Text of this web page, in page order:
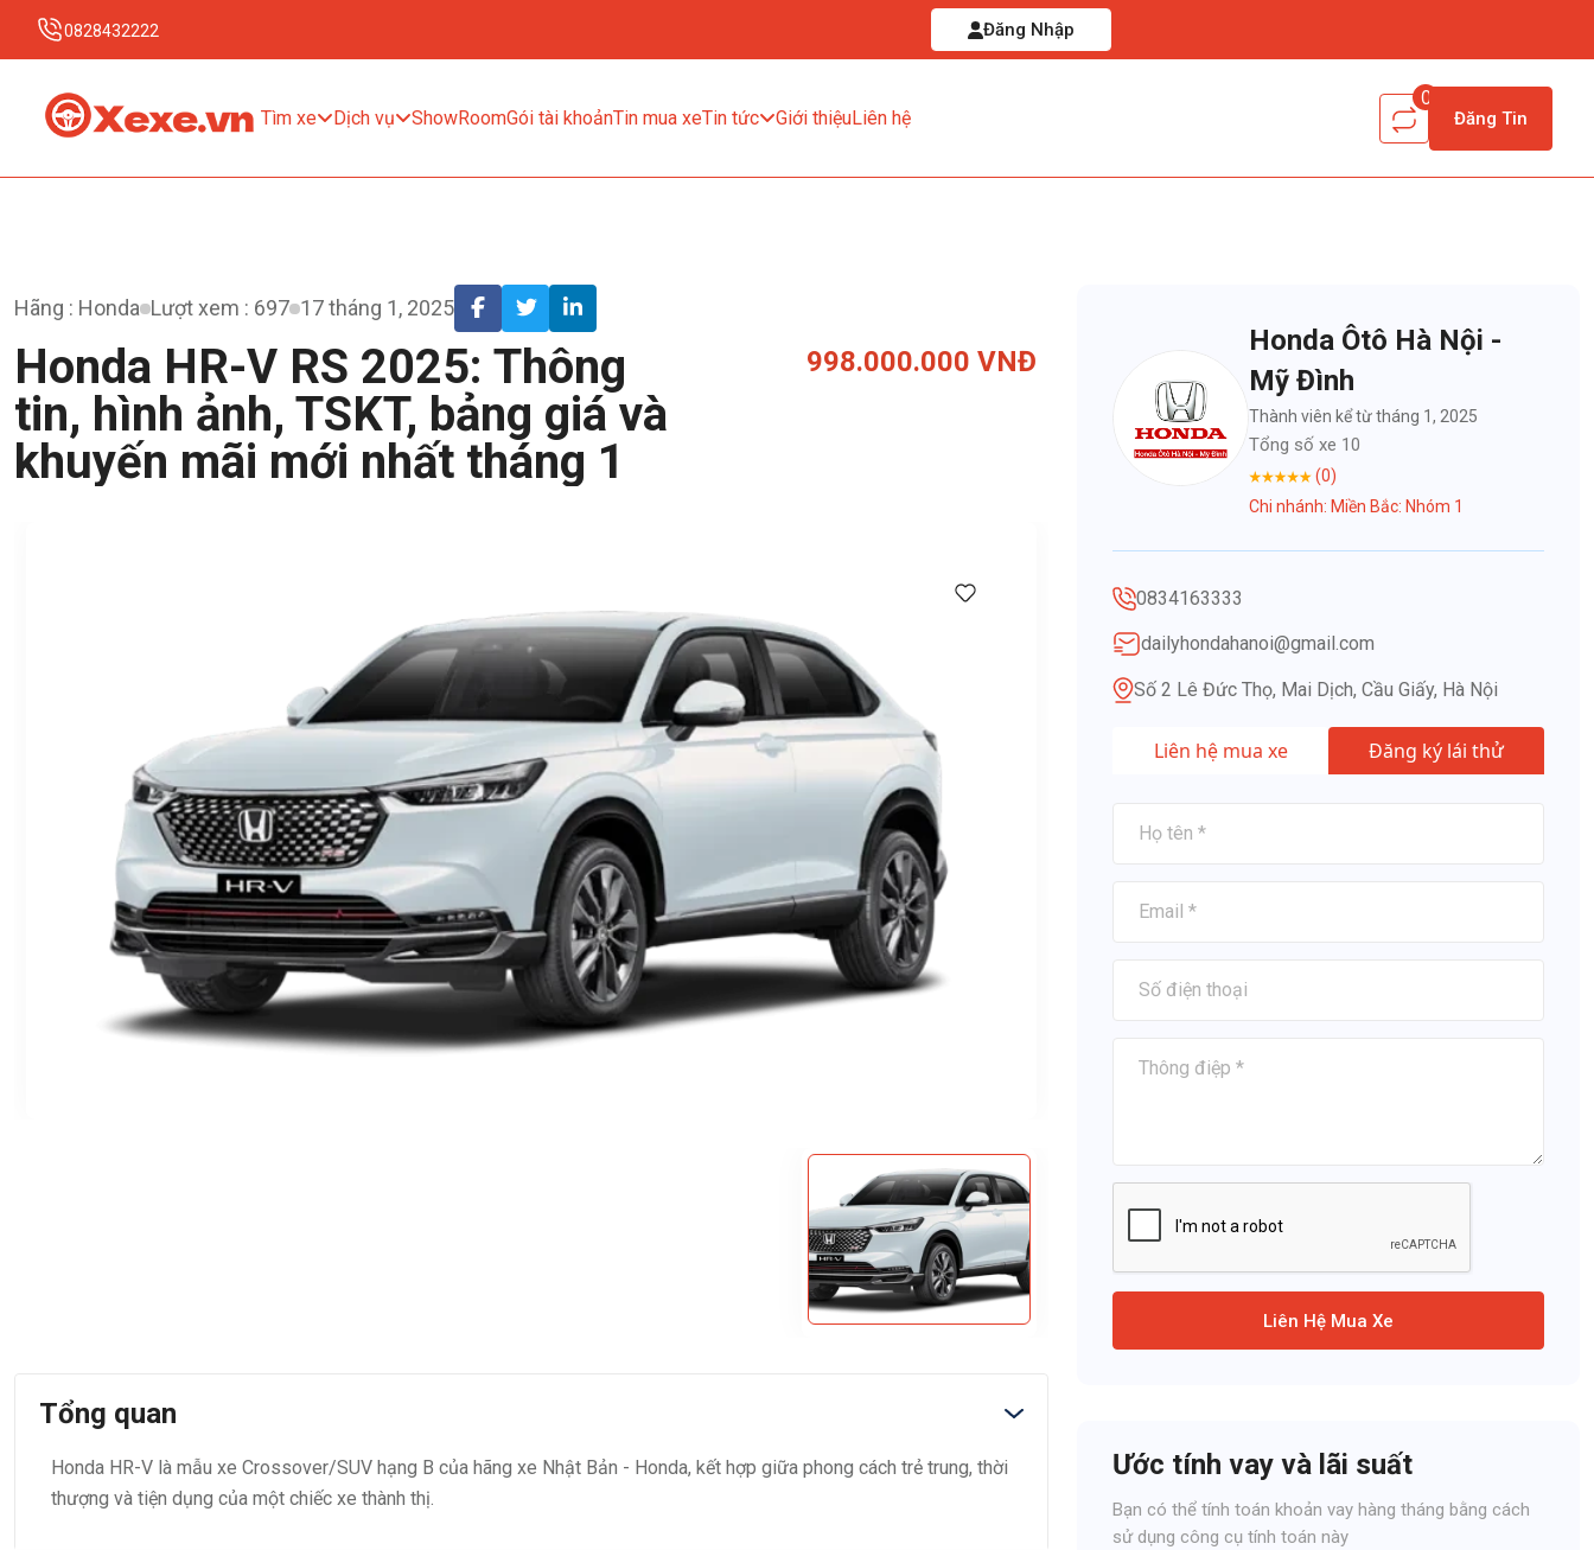
0828432222 Đăng Nhập
Tìm xe Dịch vụ ShowRoomGói tài khoảnTin mua xeTin tức Giới thiệuLiên hệ
0
Đăng Tin
Hãng : Honda Lượt xem : 697 17 tháng 1, 2025
Honda HR-V RS 2025: Thông
tin, hình ảnh, TSKT, bảng giá và
khuyến mãi mới nhất tháng 1
998.000.000 VNĐ
Tổng quan
Honda HR-V là mẫu xe Crossover/SUV hạng B của hãng xe Nhật Bản - Honda, kết hợp giữa phong cách trẻ trung, thời
thượng và tiện dụng của một chiếc xe thành thị.
Honda Ôtô Hà Nội -
Mỹ Đình
Thành viên kể từ tháng 1, 2025
Tổng số xe 10
(0)
Chi nhánh: Miền Bắc: Nhóm 1
0834163333
dailyhondahanoi@gmail.com
Số 2 Lê Đức Thọ, Mai Dịch, Cầu Giấy, Hà Nội
Liên hệ mua xe Đăng ký lái thử
Liên Hệ Mua Xe
Ước tính vay và lãi suất
Bạn có thể tính toán khoản vay hàng tháng bằng cách
sử dụng công cụ tính toán này